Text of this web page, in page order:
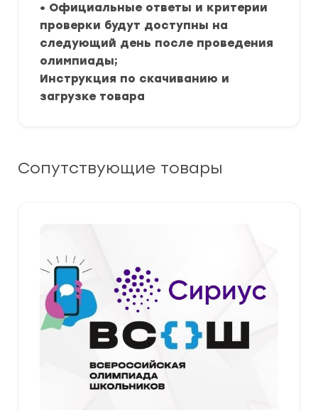
• Официальные ответы и критерии
проверки будут доступны на
следующий день после проведения
олимпиады;
Инструкция по скачиванию и
загрузке товара
Сопутствующие товары